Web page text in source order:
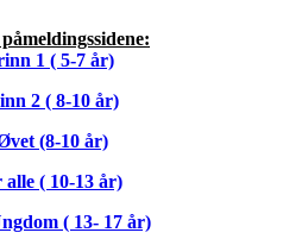
1 ( 5-7 år)
2 ( 8-10 år)
(8-10 år)
alle ( 10-13 år)
( 13- 17 år)